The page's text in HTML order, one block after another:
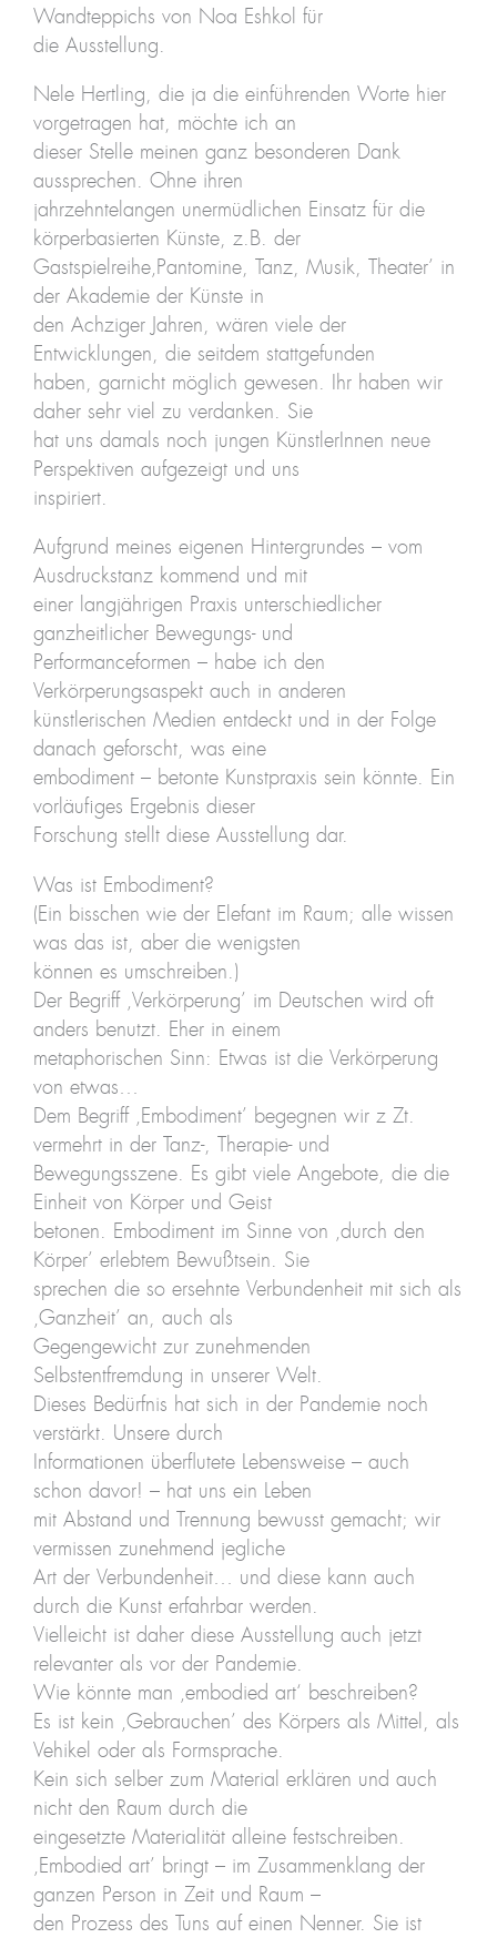
Wandteppichs von Noa Eshkol für
die Ausstellung.
Nele Hertling, die ja die einführenden Worte hier
vorgetragen hat, möchte ich an
dieser Stelle meinen ganz besonderen Dank
aussprechen. Ohne ihren
jahrzehntelangen unermüdlichen Einsatz für die
körperbasierten Künste, z.B. der
Gastspielreihe‚Pantomine, Tanz, Musik, Theater’ in
der Akademie der Künste in
den Achziger Jahren, wären viele der
Entwicklungen, die seitdem stattgefunden
haben, garnicht möglich gewesen. Ihr haben wir
daher sehr viel zu verdanken. Sie
hat uns damals noch jungen KünstlerInnen neue
Perspektiven aufgezeigt und uns
inspiriert.
Aufgrund meines eigenen Hintergrundes – vom
Ausdruckstanz kommend und mit
einer langjährigen Praxis unterschiedlicher
ganzheitlicher Bewegungs- und
Performanceformen – habe ich den
Verkörperungsaspekt auch in anderen
künstlerischen Medien entdeckt und in der Folge
danach geforscht, was eine
embodiment – betonte Kunstpraxis sein könnte. Ein
vorläufiges Ergebnis dieser
Forschung stellt diese Ausstellung dar.
Was ist Embodiment?
(Ein bisschen wie der Elefant im Raum; alle wissen
was das ist, aber die wenigsten
können es umschreiben.)
Der Begriff ‚Verkörperung’ im Deutschen wird oft
anders benutzt. Eher in einem
metaphorischen Sinn: Etwas ist die Verkörperung
von etwas…
Dem Begriff ‚Embodiment’ begegnen wir z Zt.
vermehrt in der Tanz-, Therapie- und
Bewegungsszene. Es gibt viele Angebote, die die
Einheit von Körper und Geist
betonen. Embodiment im Sinne von ‚durch den
Körper’ erlebtem Bewußtsein. Sie
sprechen die so ersehnte Verbundenheit mit sich als
‚Ganzheit’ an, auch als
Gegengewicht zur zunehmenden
Selbstentfremdung in unserer Welt.
Dieses Bedürfnis hat sich in der Pandemie noch
verstärkt. Unsere durch
Informationen überflutete Lebensweise – auch
schon davor! – hat uns ein Leben
mit Abstand und Trennung bewusst gemacht; wir
vermissen zunehmend jegliche
Art der Verbundenheit… und diese kann auch
durch die Kunst erfahrbar werden.
Vielleicht ist daher diese Ausstellung auch jetzt
relevanter als vor der Pandemie.
Wie könnte man ‚embodied art‘ beschreiben?
Es ist kein ‚Gebrauchen’ des Körpers als Mittel, als
Vehikel oder als Formsprache.
Kein sich selber zum Material erklären und auch
nicht den Raum durch die
eingesetzte Materialität alleine festschreiben.
‚Embodied art’ bringt – im Zusammenklang der
ganzen Person in Zeit und Raum –
den Prozess des Tuns auf einen Nenner. Sie ist